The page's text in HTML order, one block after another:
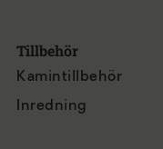
Tillbehör
Kamintillbehör
Inredning